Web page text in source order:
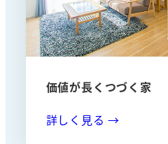
価値が長くつづく家
詳しく見る →